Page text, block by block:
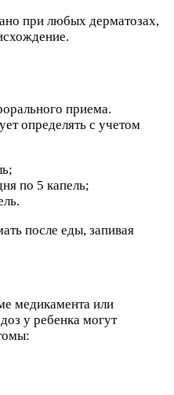
при любых дерматозах,
приема.
определять с учетом
по 5 капель;
после еды, запивая
медикамента или
у ребенка могут